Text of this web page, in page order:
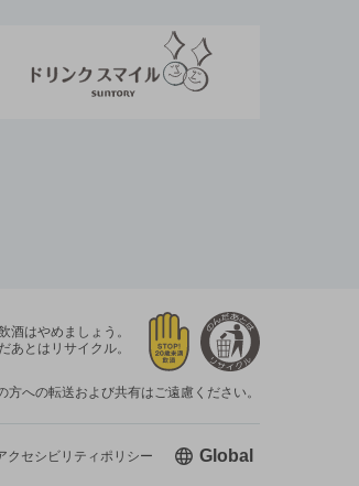
酒はやめましょう。
あとはリサイクル。
への転送および共有はご遠慮ください。
クセシビリティ ポリシー Global新しいウィ